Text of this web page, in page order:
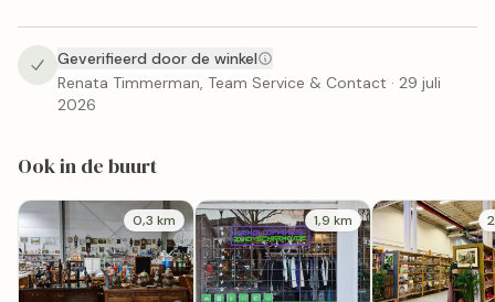
Geverifieerd door de winkel
Renata Timmerman, Team Service & Contact · 29 juli
2026
Ook in de buurt
0,3 km 1,9 km